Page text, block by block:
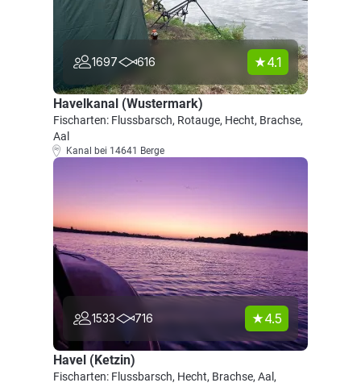
1697 616 4.1
Havelkanal (Wustermark)
Fischarten: Flussbarsch, Rotauge, Hecht, Brachse,
Aal
Kanal bei 14641 Berge
1533 716 4.5
Havel (Ketzin)
Fischarten: Flussbarsch, Hecht, Brachse, Aal,